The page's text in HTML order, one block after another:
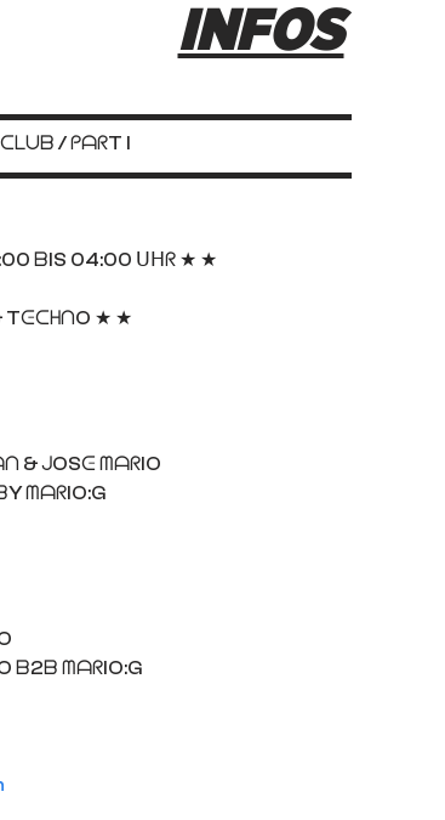
INFOS
/ ᑭᗩᖇT I
ᗷIS 04:00 ᑌᕼᖇ ★ ★
TᕮᑕᕼᑎO ★ ★
& ᒍOSᕮ ᗰᗩᖇIO
ᗰᗩᖇIO:G
ᗷ2ᗷ ᗰᗩᖇIO:G